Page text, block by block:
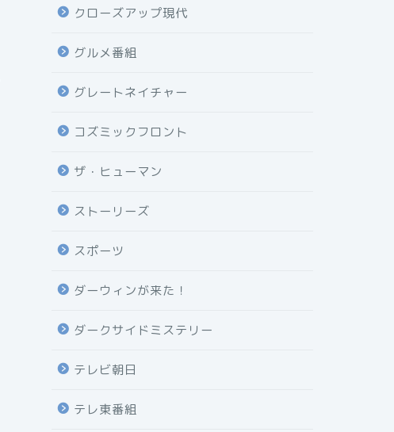
クローズアップ現代
グルメ番組
グレートネイチャー
コズミックフロント
ザ・ヒューマン
ストーリーズ
スポーツ
ダーウィンが来た！
ダークサイドミステリー
テレビ朝日
テレ東番組